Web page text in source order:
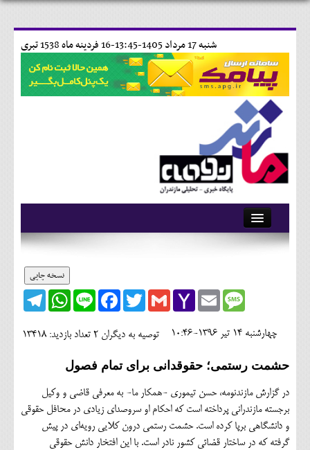
16 فردينه ماه 1538 تبری شنبه 17 مرداد 1405-13:45-
آرشیو
وبلاگ
حقوقی
محیط زیست و گردشگری
نسخه چاپی
Telegram
WhatsApp Line
FacebookTwitterGmailYahoo
Mail
EmailMessage
تعداد بازدید: 13418 توصیه به دیگران 2 چهارشنبه 14 تير 1396-10:46
حشمت رستمی؛ حقوقدانی برای تمام فصول
در گزارش مازندنومه، حسن تیموری -همکار ما- به معرفی قاضی و وکیل
برجسته مازندرانی پرداخته است که احکام او سروصدای زیادی در محافل حقوقی
و دانشگاهی برپا کرده است. حشمت رستمی درون کلایی رویه‌ای در پیش
گرفته که در ساختار قضائی کشور نادر است. با این افتخار دانش حقوقی